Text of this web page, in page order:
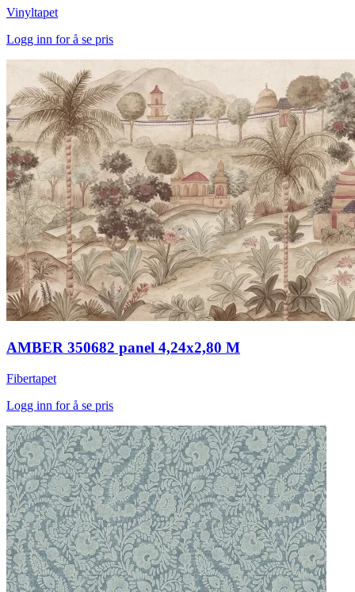
Vinyltapet
Logg inn for å se pris
AMBER 350682 panel 4,24x2,80 M
Fibertapet
Logg inn for å se pris